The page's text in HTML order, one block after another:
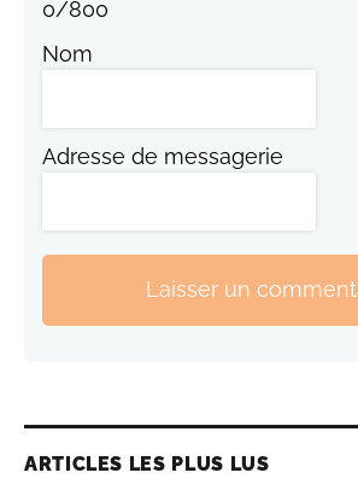
0/800
Nom
Adresse de messagerie
Laisser un
ARTICLES LES PLUS LUS